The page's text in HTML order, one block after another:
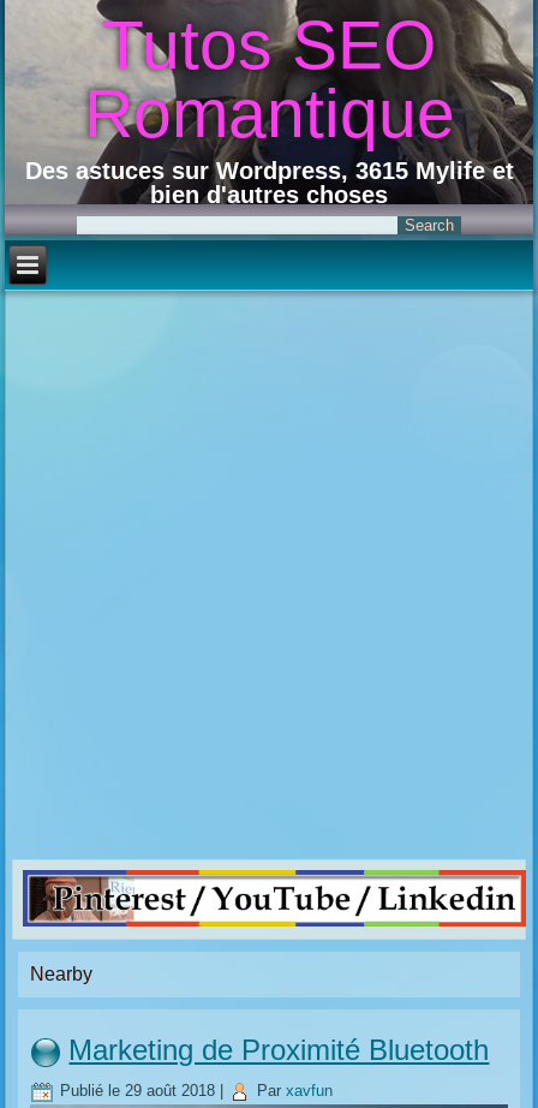
Tutos SEO
Romantique
Des astuces sur Wordpress, 3615 Mylife et
bien d'autres choses
Nearby
Marketing de Proximité Bluetooth
Publié le 29 août 2018 Par xavfun